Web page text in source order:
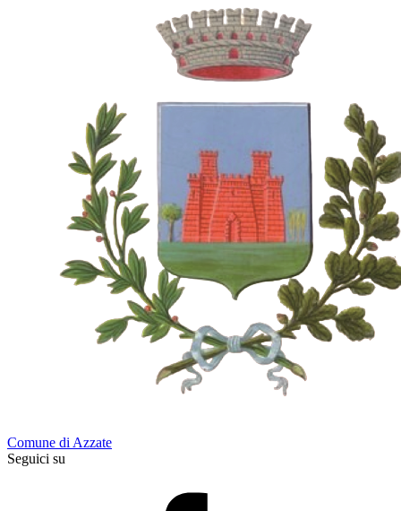
Comune di Azzate
Seguici su